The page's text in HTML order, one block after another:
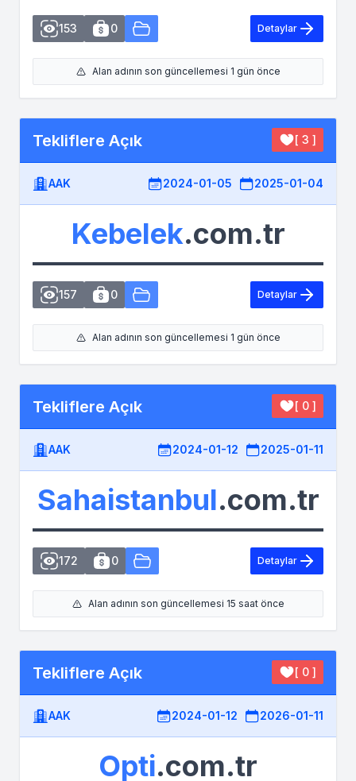
153 0 Detaylar
Alan adının son güncellemesi 1 gün önce
Tekliflere Açık [ 3 ]
AAK 2024-01-05 2025-01-04
Kebelek.com.tr
157 0 Detaylar
Alan adının son güncellemesi 1 gün önce
Tekliflere Açık [ 0 ]
AAK 2024-01-12 2025-01-11
Sahaistanbul.com.tr
172 0 Detaylar
Alan adının son güncellemesi 15 saat önce
Tekliflere Açık [ 0 ]
AAK 2024-01-12 2026-01-11
Opti.com.tr